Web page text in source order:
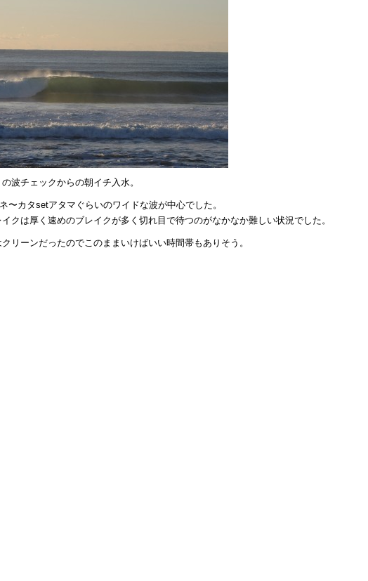
波チェックからの朝イチ入水。
〜カタsetアタマぐらいのワイドな波が中心でした。
クは厚く速めのブレイクが多く切れ目で待つのがなかなか難しい状況でした。
リーンだったのでこのままいけばいい時間帯もありそう。